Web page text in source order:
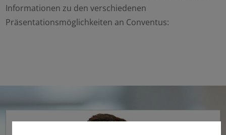
Informationen zu den verschiedenen
Präsentationsmöglichkeiten an Conventus: